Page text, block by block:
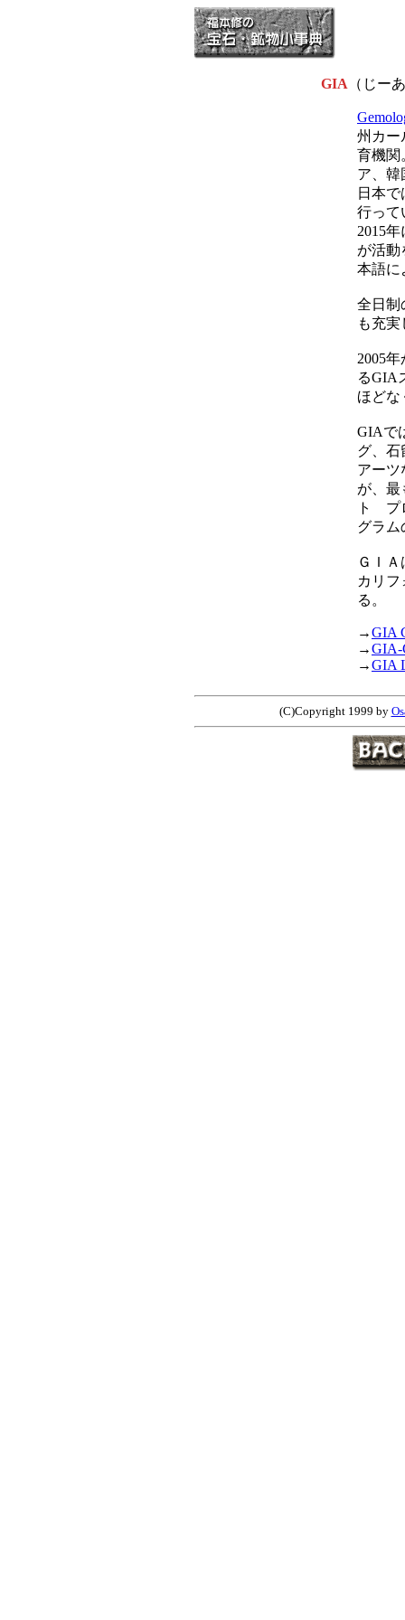
GIA （じー
州カー
育機関
ア、韓
日本
行って
2015
が活動
本語に
全日制
も充
2005
るGIA
ほどな
GIAで
グ、
アーツ
が、
ト プ
グラム
ＧＩ
カリ
る。
→GIA
→
→GIA
(C)Copyright 1999 by